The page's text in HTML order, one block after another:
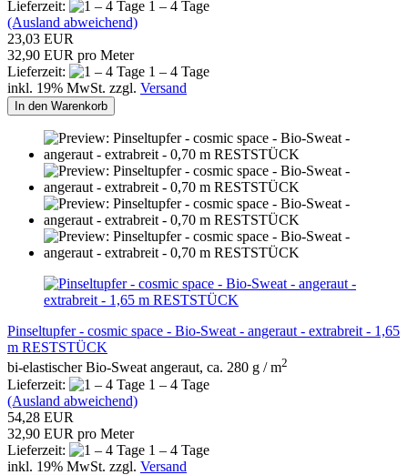
Lieferzeit:
1 – 4 Tage
(Ausland abweichend)
23,03 EUR
32,90 EUR pro Meter
Lieferzeit:
1 – 4 Tage
inkl. 19% MwSt. zzgl. Versand
In den Warenkorb
Pinseltupfer - cosmic space - Bio-Sweat - angeraut - extrabreit - 1,65
m RESTSTÜCK
bi-elastischer Bio-Sweat angeraut, ca. 280 g / m2
Lieferzeit:
1 – 4 Tage
(Ausland abweichend)
54,28 EUR
32,90 EUR pro Meter
Lieferzeit:
1 – 4 Tage
inkl. 19% MwSt. zzgl. Versand